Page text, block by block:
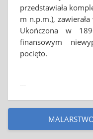
przedstawiała
m n.p.m.),
Ukończona w
finansowym
pocięto.
---